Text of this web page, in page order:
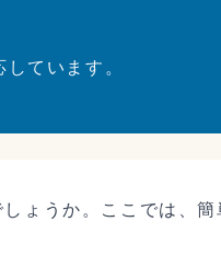
ています。
ょうか。ここでは、簡